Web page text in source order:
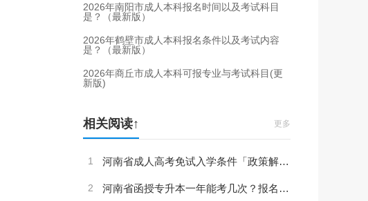
2026年南阳市成人本科报名时间以及考试科目
是？（最新版）
2026年鹤壁市成人本科报名条件以及考试内容
是？（最新版）
2026年商丘市成人本科可报专业与考试科目(更
新版)
相关阅读↑ 更多
1 河南省成人高考免试入学条件「政策解读」
2 河南省函授专升本一年能考几次？报名/考试时间